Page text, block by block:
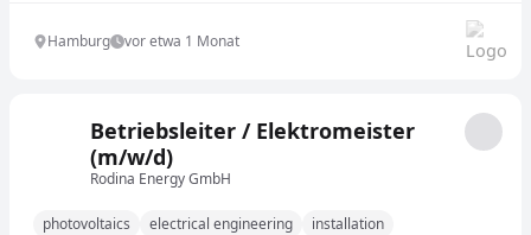
Hamburg vor etwa 1 Monat
Betriebsleiter / Elektromeister
(m/w/d)
Rodina Energy GmbH
photovoltaics electrical engineering
installation